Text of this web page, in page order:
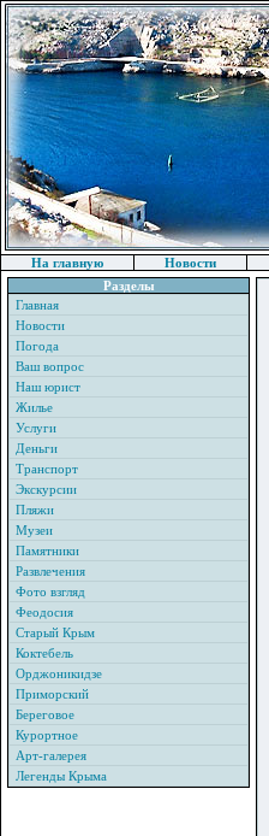
На главную Новости
Разделы
Главная
Новости
Погода
Ваш вопрос
Наш юрист
Жилье
Услуги
Деньги
Транспорт
Экскурсии
Пляжи
Музеи
Памятники
Развлечения
Фото взгляд
Феодосия
Старый Крым
Коктебель
Орджоникидзе
Приморский
Береговое
Курортное
Арт-галерея
Легенды Крыма